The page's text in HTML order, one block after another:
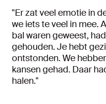
"Er zat veel emotie in
we iets te veel in mee.
bal waren geweest,
gehouden. Je hebt
ontstonden. We
kansen gehad. Daar
halen."